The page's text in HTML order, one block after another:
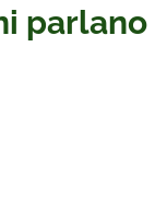
parlano